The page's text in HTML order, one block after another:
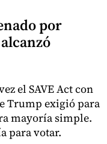
por
el SAVE Act con
Trump exigió para
mayoría simple.
para votar.